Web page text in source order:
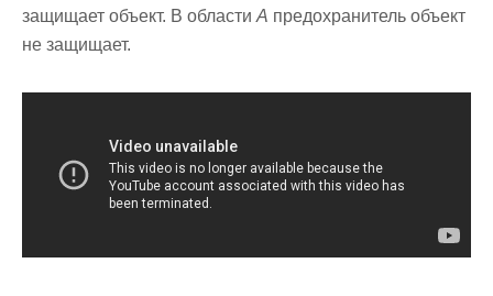
защищает объект. В области А предохранитель объект
не защищает.